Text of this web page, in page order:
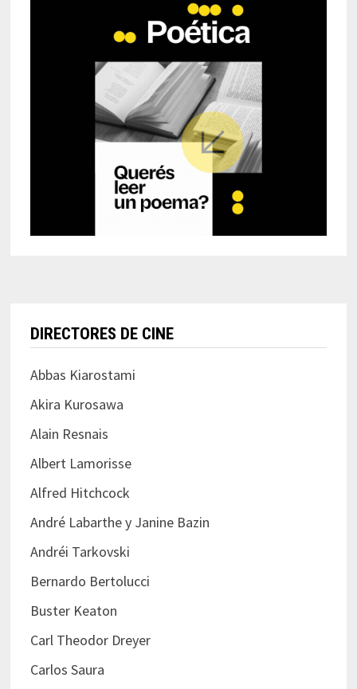
DIRECTORES DE CINE
Abbas Kiarostami
Akira Kurosawa
Alain Resnais
Albert Lamorisse
Alfred Hitchcock
André Labarthe y Janine Bazin
Andréi Tarkovski
Bernardo Bertolucci
Buster Keaton
Carl Theodor Dreyer
Carlos Saura